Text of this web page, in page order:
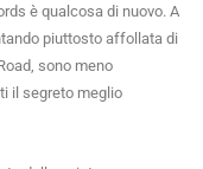
è qualcosa di nuovo. A
piuttosto affollata di
sono meno
il segreto meglio